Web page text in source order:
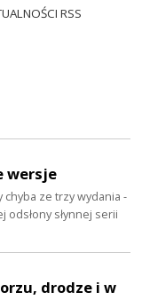
RSS
wersje
ze trzy wydania -
słynnej serii
drodze i w